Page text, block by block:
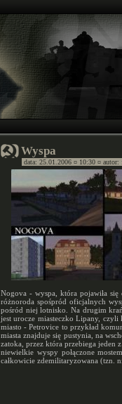
Wyspa
data: 25.01.2006 ¤ 10:30 ¤ autor:
Nogova - wyspa, która pojawiła
różnoroda spośpród oficjalnych
pośród niej lotnisko. Na drugim
jest urocze miasteczko Lipany,
miasto - Petrovice to przykład
miasta znajduje się pustynia, na
zatoka, przez która przebiega jeden
niewielkie wyspy połączone
całkowicie zdemilitaryzowana (tzn.